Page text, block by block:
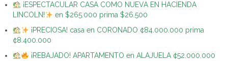
¡ESPECTACULAR CASA COMO NUEVA EN HACIENDA
LINCOLN!
en $265.000 prima $26.500
¡PRECIOSA! casa en CORONADO ¢84.000.000 prima
¢8.400.000
¡REBAJADO! APARTAMENTO en ALAJUELA ¢52.000.000